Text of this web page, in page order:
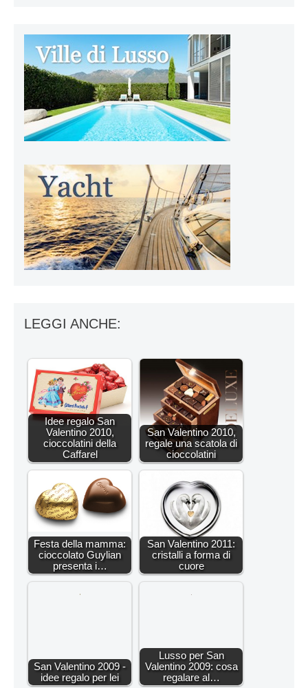
LEGGI ANCHE:
Idee regalo San
Valentino 2010,
cioccolatini della
Caffarel
San Valentino 2010,
regale una scatola di
cioccolatini
Festa della mamma:
cioccolato Guylian
presenta i…
San Valentino 2011:
cristalli a forma di
cuore
San Valentino 2009 -
idee regalo per lei
Lusso per San
Valentino 2009: cosa
regalare al…